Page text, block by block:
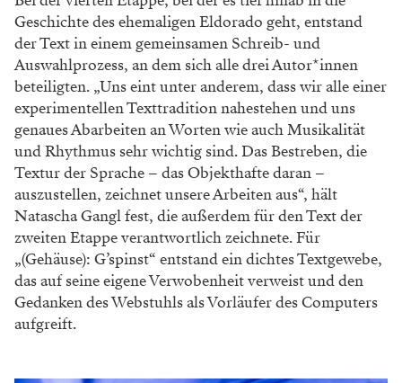
Geschichte des ehemaligen Eldorado geht, entstand
der Text in einem gemeinsamen Schreib- und
Auswahlprozess, an dem sich alle drei Autor*innen
beteiligten. „Uns eint unter anderem, dass wir alle einer
experimentellen Texttradition nahestehen und uns
genaues Abarbeiten an Worten wie auch Musikalität
und Rhythmus sehr wichtig sind. Das Bestreben, die
Textur der Sprache – das Objekthafte daran –
auszustellen, zeichnet unsere Arbeiten aus“, hält
Natascha Gangl fest, die außerdem für den Text der
zweiten Etappe verantwortlich zeichnete. Für
„(Gehäuse): G’spinst“ entstand ein dichtes Textgewebe,
das auf seine eigene Verwobenheit verweist und den
Gedanken des Webstuhls als Vorläufer des Computers
aufgreift.